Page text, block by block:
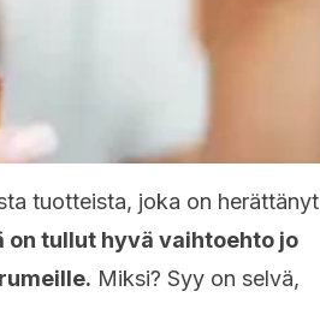
tuotteista, joka on herättänyt
on tullut hyvä vaihtoehto jo
Miksi? Syy on selvä,